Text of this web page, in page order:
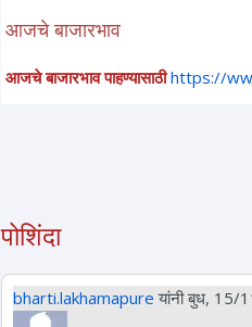
आजचे बाजारभाव
आजचे बाजारभाव पाहण्यासाठी https://
पोशिंदा
bharti.lakhamapure यांनी बुध, 15/